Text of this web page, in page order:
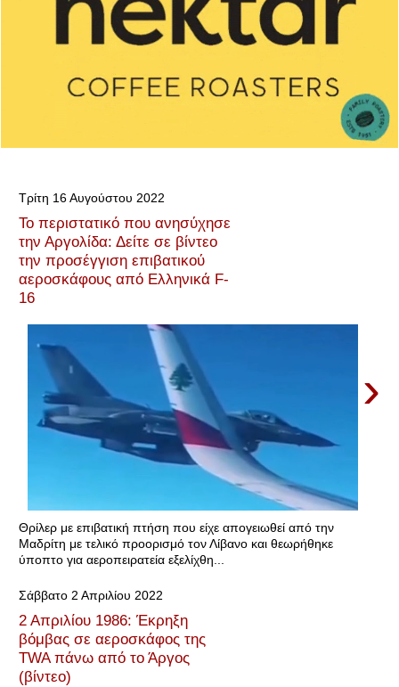
Τρίτη 16 Αυγούστου 2022
Το περιστατικό που ανησύχησε
την Αργολίδα: Δείτε σε βίντεο
την προσέγγιση επιβατικού
αεροσκάφους από Ελληνικά F-
16
›
Θρίλερ με επιβατική πτήση που είχε απογειωθεί από την
Μαδρίτη με τελικό προορισμό τον Λίβανο και θεωρήθηκε
ύποπτο για αεροπειρατεία εξελίχθη...
Σάββατο 2 Απριλίου 2022
2 Απριλίου 1986: Έκρηξη
βόμβας σε αεροσκάφος της
TWA πάνω από το Άργος
(βίντεο)